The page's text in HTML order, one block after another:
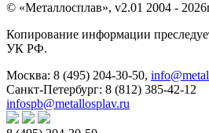
© «Металлосплав», v2.01 2004 -
Копирование информации
УК РФ.
Москва: 8 (495) 204-30-50,
Санкт-Петербург: 8 (812) 385-42-12
infospb@metallosplav.ru